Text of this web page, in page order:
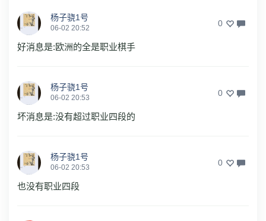
杨子骁1号
06-02 20:52 0
好消息是:欧洲的全是职业棋手
杨子骁1号
06-02 20:53 0
坏消息是:没有超过职业四段的
杨子骁1号
06-02 20:53 0
也没有职业四段